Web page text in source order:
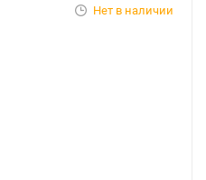
Нет в наличии